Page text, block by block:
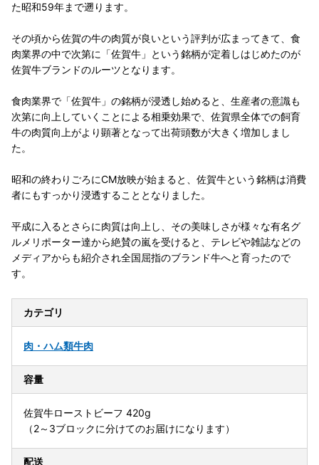
た昭和59年まで遡ります。
その頃から佐賀の牛の肉質が良いという評判が広まってきて、食
肉業界の中で次第に「佐賀牛」という銘柄が定着しはじめたのが
佐賀牛ブランドのルーツとなります。
食肉業界で「佐賀牛」の銘柄が浸透し始めると、生産者の意識も
次第に向上していくことによる相乗効果で、佐賀県全体での飼育
牛の肉質向上がより顕著となって出荷頭数が大きく増加しまし
た。
昭和の終わりごろにCM放映が始まると、佐賀牛という銘柄は消費
者にもすっかり浸透することとなりました。
平成に入るとさらに肉質は向上し、その美味しさが様々な有名グ
ルメリポーター達から絶賛の嵐を受けると、テレビや雑誌などの
メディアからも紹介され全国屈指のブランド牛へと育ったので
す。
カテゴリ
肉・ハム類牛肉
容量
佐賀牛ローストビーフ 420g
（2～3ブロックに分けてのお届けになります）
配送